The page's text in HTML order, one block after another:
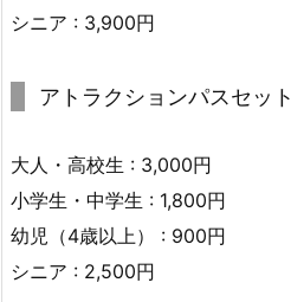
シニア : 3,900円
アトラクションパスセット
大人・高校生 : 3,000円
小学生・中学生 : 1,800円
幼児（4歳以上） : 900円
シニア : 2,500円